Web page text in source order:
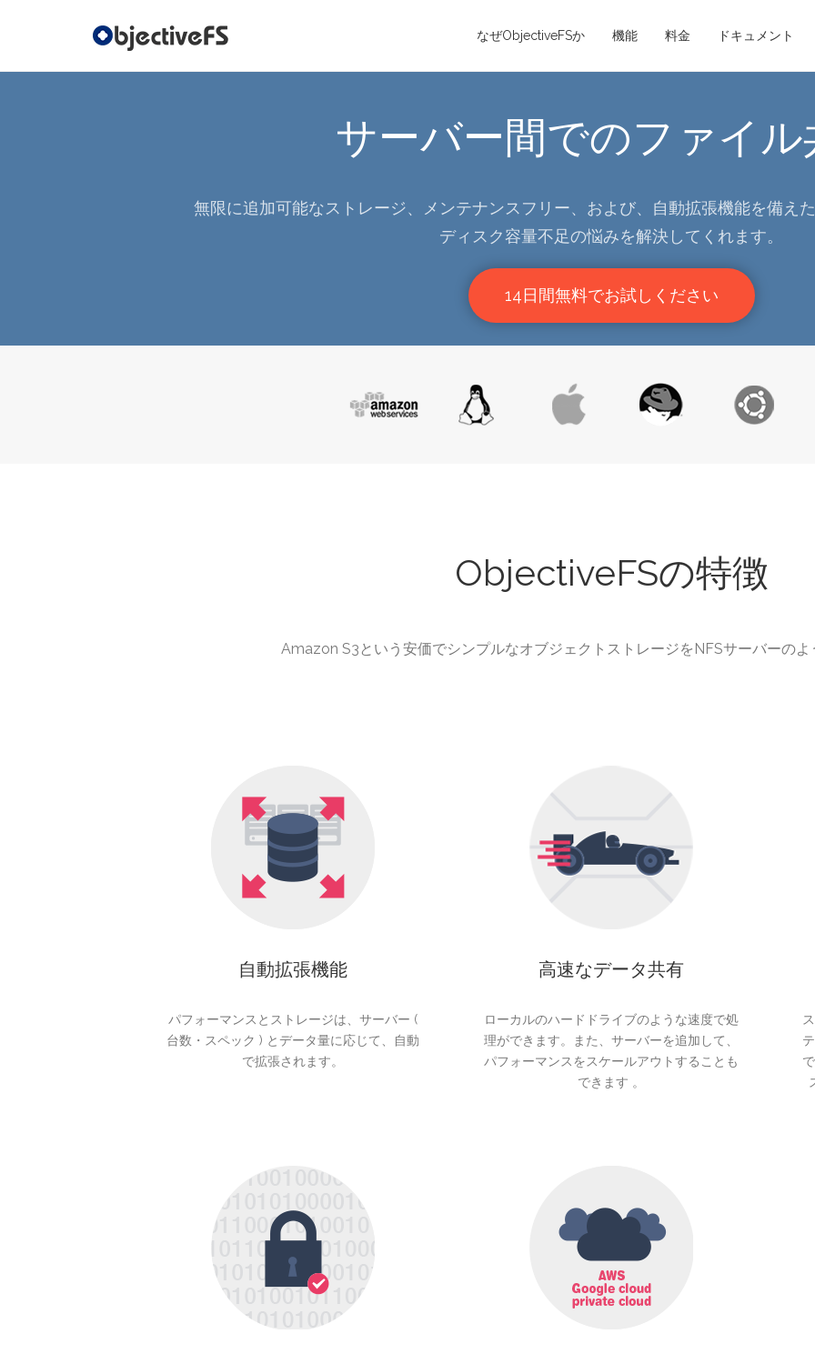
なぜObjectiveFSか 機能 料金 ドキュメント
サーバー間でのファイル
無限に追加可能なストレージ、メンテナンスフリー、および、自動拡張機能を備え
ディスク容量不足の悩みを解決してくれます。
14日間無料でお試しください
ObjectiveFSの特徴
Amazon S3という安価でシンプルなオブジェクトストレージをNFSサーバーの
自動拡張機能
パフォーマンスとストレージは、サーバー (
台数・スペック ) とデータ量に応じて、自動
で拡張されます。
高速なデータ共有
ローカルのハードドライブのような速度で処
理ができます。また、サーバーを追加して、
パフォーマンスをスケールアウトすることも
できます 。